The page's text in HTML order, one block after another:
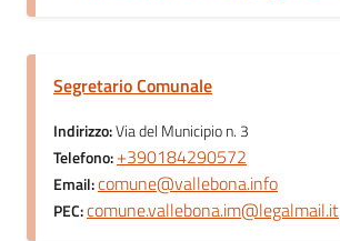
Segretario Comunale
Indirizzo:Via del Municipio n. 3
Telefono:+390184290572
Email:comune@vallebona.info
PEC:comune.vallebona.im@legalmail.it